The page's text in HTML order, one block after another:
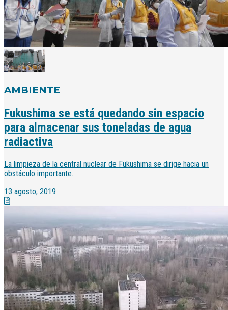
AMBIENTE
Fukushima se está quedando sin espacio
para almacenar sus toneladas de agua
radiactiva
La limpieza de la central nuclear de Fukushima se dirige hacia un
obstáculo importante.
13 agosto, 2019